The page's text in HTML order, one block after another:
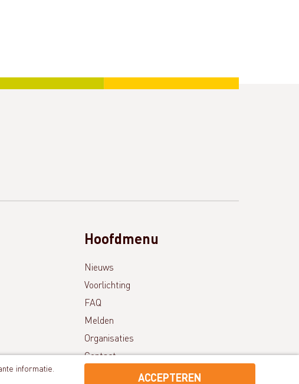
informatie.
ACCEPTEREN
Hoofdmenu
Nieuws
Voorlichting
FAQ
Melden
Organisaties
Contact